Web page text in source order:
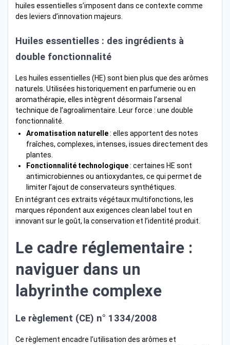
huiles essentielles s’imposent dans ce contexte comme
des leviers d’innovation majeurs.
Huiles essentielles : des ingrédients à
double fonctionnalité
Les huiles essentielles (HE) sont bien plus que des arômes
naturels. Utilisées historiquement en parfumerie ou en
aromathérapie, elles intègrent désormais l’arsenal
technique de l’agroalimentaire. Leur force : une double
fonctionnalité.
Aromatisation naturelle: elles apportent des notes
fraîches, complexes, intenses, issues directement des
plantes.
Fonctionnalité technologique: certaines HE sont
antimicrobiennes ou antioxydantes, ce qui permet de
limiter l’ajout de conservateurs synthétiques.
En intégrant ces extraits végétaux multifonctions, les
marques répondent aux exigences clean label tout en
innovant sur le goût, la conservation et l’identité produit.
Le cadre réglementaire :
naviguer dans un
labyrinthe complexe
Le règlement (CE) n° 1334/2008
Ce règlement encadre l’utilisation des arômes et